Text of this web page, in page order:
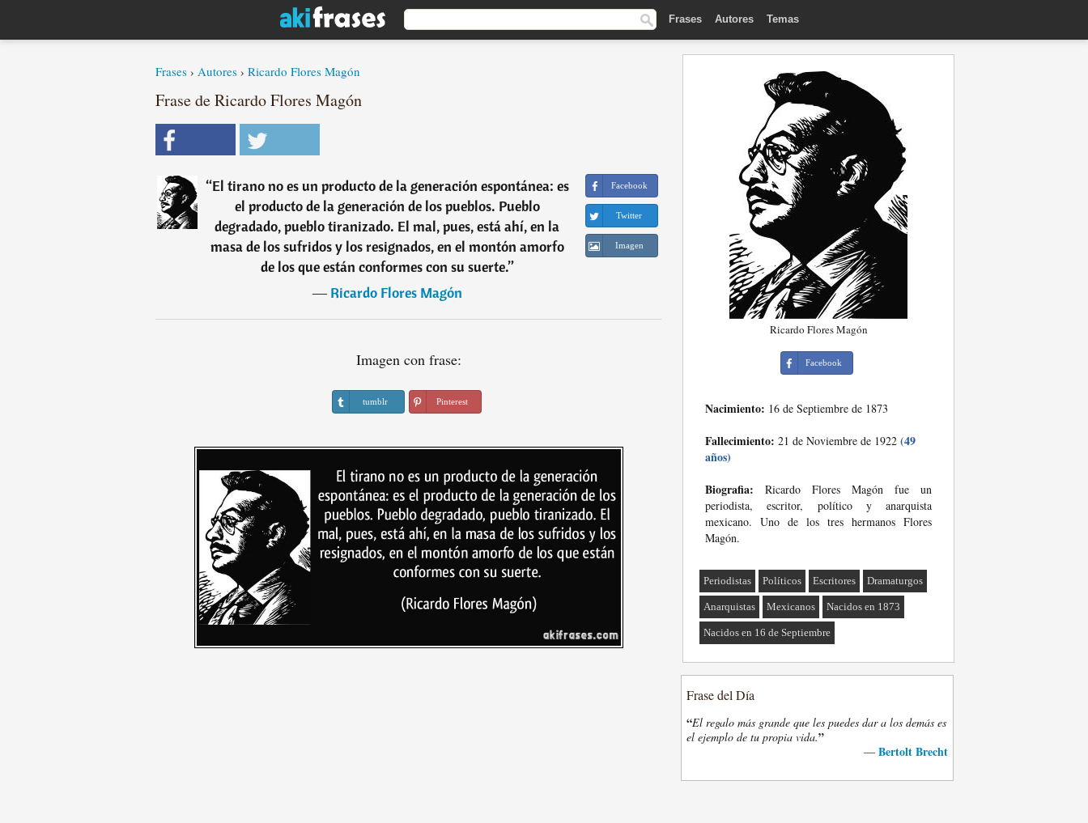
Frases Autores Temas
Frases › Autores › Ricardo Flores Magón
Frase de Ricardo Flores Magón
“El tirano no es un producto de la generación espontánea: es
el producto de la generación de los pueblos. Pueblo
degradado, pueblo tiranizado. El mal, pues, está ahí, en la
masa de los sufridos y los resignados, en el montón amorfo
de los que están conformes con su suerte.”
―Ricardo Flores Magón
Facebook
Twitter
Imagen
Imagen con frase:
tumblr Pinterest
Ricardo Flores Magón
Facebook
Nacimiento: 16 de Septiembre de 1873
Fallecimiento: 21 de Noviembre de 1922 (49
años)
Biografia: Ricardo Flores Magón fue un
periodista, escritor, político y anarquista
mexicano. Uno de los tres hermanos Flores
Magón.
Periodistas Políticos Escritores Dramaturgos
Anarquistas Mexicanos Nacidos en 1873
Nacidos en 16 de Septiembre
Frase del Día
“El regalo más grande que les puedes dar a los demás es
el ejemplo de tu propia vida.”
— Bertolt Brecht